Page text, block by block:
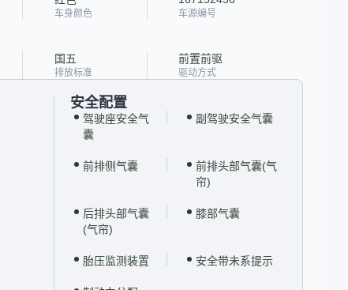
车身颜色 车源编号
国五
排放标准
前置前驱
驱动方式
安全配置
驾驶座安全气
囊
副驾驶安全气囊
前排侧气囊
前排头部气囊(气
帘)
后排头部气囊
(气帘)
膝部气囊
胎压监测装置 安全带未系提示